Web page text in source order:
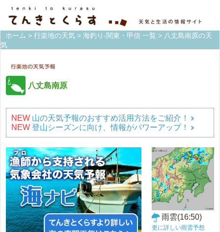
ホーム > 行楽地の天気 > 海釣り-関東・甲信 一覧 > 八丈島南原の天
気
八丈島南原
NEW 山の天気予報のおすすめ活用方法をご紹介！
NEW 登山シーズンに向け、情報がパワーアップ！
雨雲(16:50)
更に詳しい雨雲予想